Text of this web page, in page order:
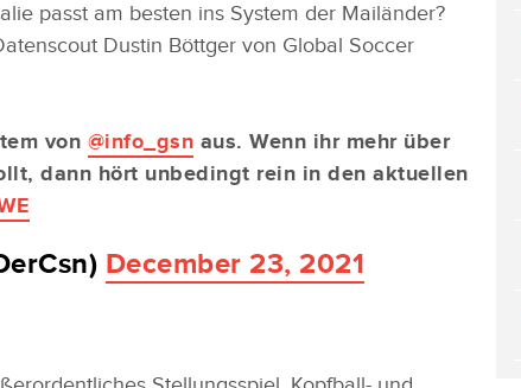
passt am besten ins System der Mailänder?
Dustin Böttger von Global Soccer
von @info_gsn aus. Wenn ihr mehr über
dann hört unbedingt rein in den aktuellen
December 23, 2021